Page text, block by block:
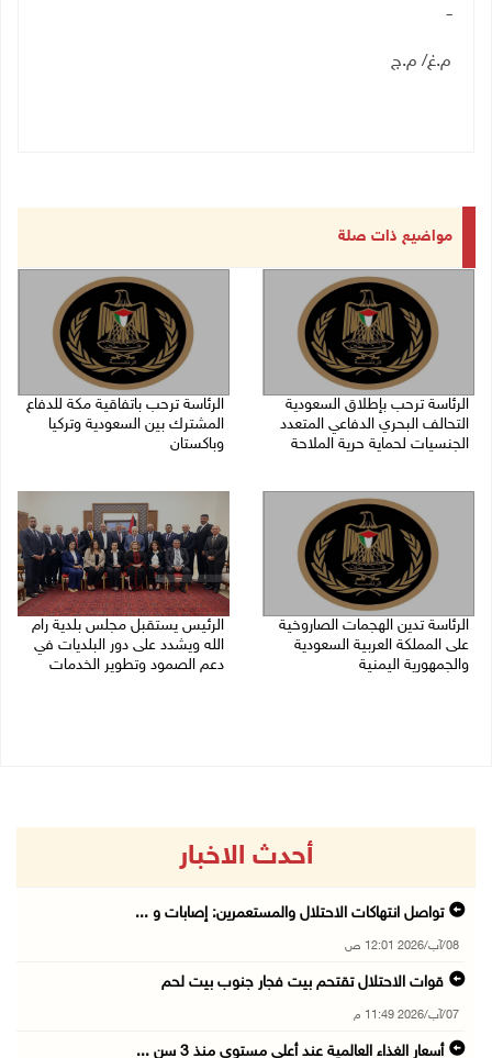
ــ
م.غ/ م.ج
مواضيع ذات صلة
الرئاسة ترحب بإطلاق السعودية
التحالف البحري الدفاعي المتعدد
الجنسيات لحماية حرية الملاحة
الرئاسة ترحب باتفاقية مكة للدفاع
المشترك بين السعودية وتركيا
وباكستان
الرئاسة تدين الهجمات الصاروخية
على المملكة العربية السعودية
والجمهورية اليمنية
الرئيس يستقبل مجلس بلدية رام
الله ويشدد على دور البلديات في
دعم الصمود وتطوير الخدمات
أحدث الاخبار
تواصل انتهاكات الاحتلال والمستعمرين: إصابات و ...
08/آب/2026 12:01 ص
قوات الاحتلال تقتحم بيت فجار جنوب بيت لحم
07/آب/2026 11:49 م
أسعار الغذاء العالمية عند أعلى مستوى منذ 3 سن ...